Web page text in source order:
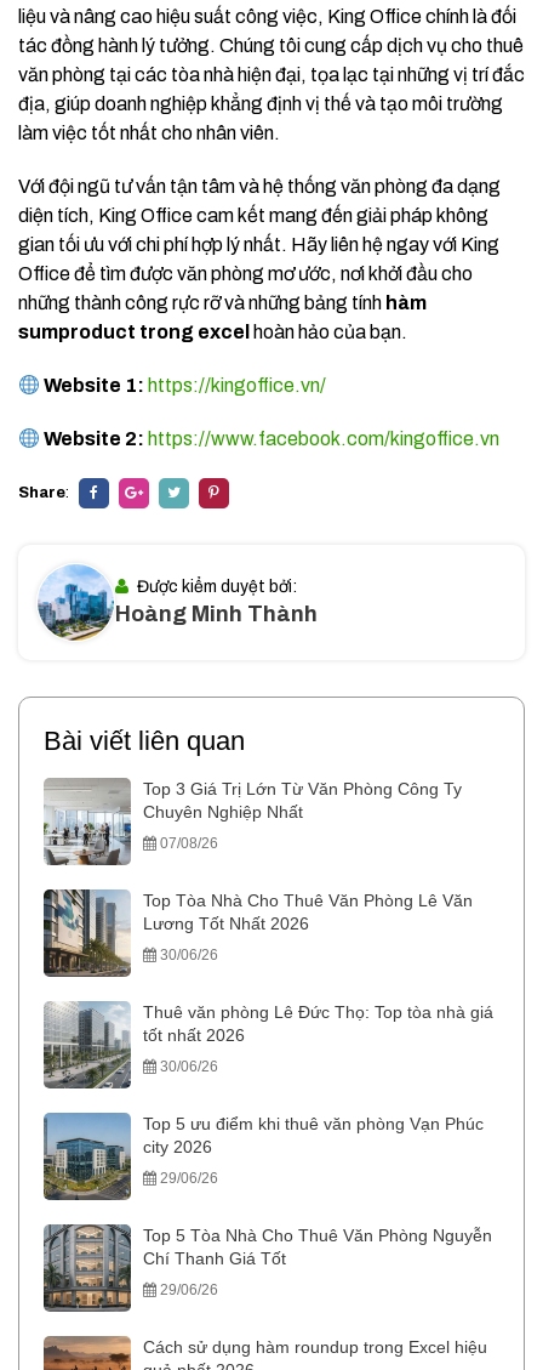
liệu và nâng cao hiệu suất công việc, King Office chính là đối
tác đồng hành lý tưởng. Chúng tôi cung cấp dịch vụ cho thuê
văn phòng tại các tòa nhà hiện đại, tọa lạc tại những vị trí đắc
địa, giúp doanh nghiệp khẳng định vị thế và tạo môi trường
làm việc tốt nhất cho nhân viên.
Với đội ngũ tư vấn tận tâm và hệ thống văn phòng đa dạng
diện tích, King Office cam kết mang đến giải pháp không
gian tối ưu với chi phí hợp lý nhất. Hãy liên hệ ngay với King
Office để tìm được văn phòng mơ ước, nơi khởi đầu cho
những thành công rực rỡ và những bảng tính hàm
sumproduct trong excel hoàn hảo của bạn.
Website 1: https://kingoffice.vn/
Website 2: https://www.facebook.com/kingoffice.vn
Share:
Được kiểm duyệt bởi:
Hoàng Minh Thành
Bài viết liên quan
Top 3 Giá Trị Lớn Từ Văn Phòng Công Ty
Chuyên Nghiệp Nhất
07/08/26
Top Tòa Nhà Cho Thuê Văn Phòng Lê Văn
Lương Tốt Nhất 2026
30/06/26
Thuê văn phòng Lê Đức Thọ: Top tòa nhà giá
tốt nhất 2026
30/06/26
Top 5 ưu điểm khi thuê văn phòng Vạn Phúc
city 2026
29/06/26
Top 5 Tòa Nhà Cho Thuê Văn Phòng Nguyễn
Chí Thanh Giá Tốt
29/06/26
Cách sử dụng hàm roundup trong Excel hiệu